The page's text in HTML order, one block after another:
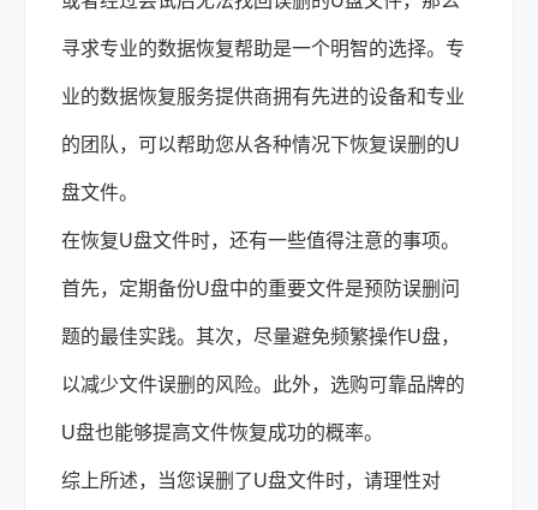
寻求专业的数据恢复帮助是一个明智的选择。专
业的数据恢复服务提供商拥有先进的设备和专业
的团队，可以帮助您从各种情况下恢复误删的U
盘文件。
在恢复U盘文件时，还有一些值得注意的事项。
首先，定期备份U盘中的重要文件是预防误删问
题的最佳实践。其次，尽量避免频繁操作U盘，
以减少文件误删的风险。此外，选购可靠品牌的
U盘也能够提高文件恢复成功的概率。
综上所述，当您误删了U盘文件时，请理性对